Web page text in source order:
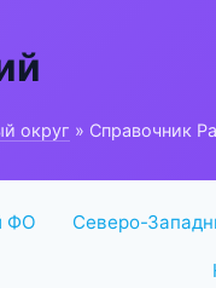
округ » Справочник
ФО Северо-